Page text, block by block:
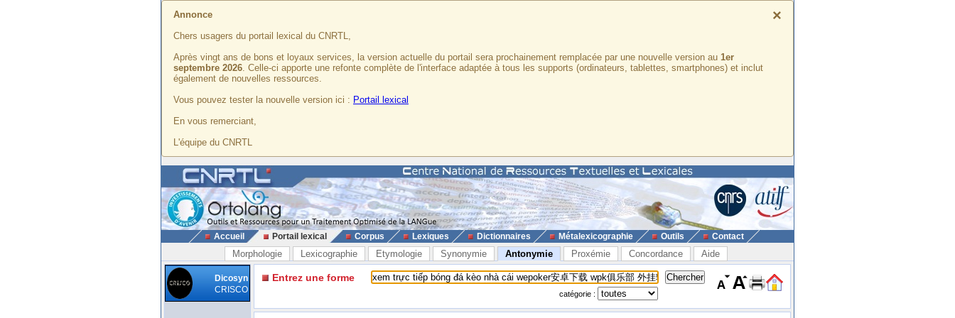
×
Annonce
Chers usagers du portail lexical du CNRTL,
Après vingt ans de bons et loyaux services, la version actuelle du portail sera prochainement remplacée par une nouvelle version au 1er
septembre 2026. Celle-ci apporte une refonte complète de l'interface adaptée à tous les supports (ordinateurs, tablettes, smartphones) et inclut
également de nouvelles ressources.
Vous pouvez tester la nouvelle version ici : Portail lexical
En vous remerciant,
L'équipe du CNRTL
Accueil Portail lexical Corpus Lexiques Dictionnaires Métalexicographie Outils Contact
Morphologie Lexicographie Etymologie Synonymie Antonymie Proxémie Concordance Aide
Dicosyn
CRISCO
Entrez une forme
catégorie :